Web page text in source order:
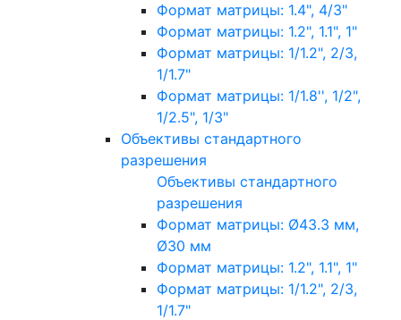
Формат матрицы: 1.4", 4/3"
Формат матрицы: 1.2", 1.1", 1"
Формат матрицы: 1/1.2", 2/3,
1/1.7"
Формат матрицы: 1/1.8'', 1/2",
1/2.5", 1/3"
Объективы стандартного
разрешения
Объективы стандартного
разрешения
Формат матрицы: Ø43.3 мм,
Ø30 мм
Формат матрицы: 1.2", 1.1", 1"
Формат матрицы: 1/1.2", 2/3,
1/1.7"